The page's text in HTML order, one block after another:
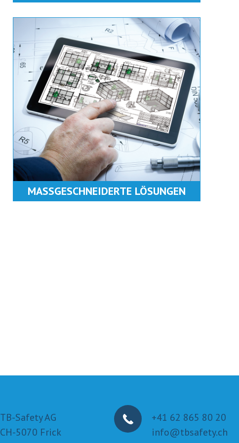
MASSGESCHNEIDERTE LÖSUNGEN
TB-Safety AG
CH-5070 Frick
+41 62 865 80 20
info@tbsafety.ch